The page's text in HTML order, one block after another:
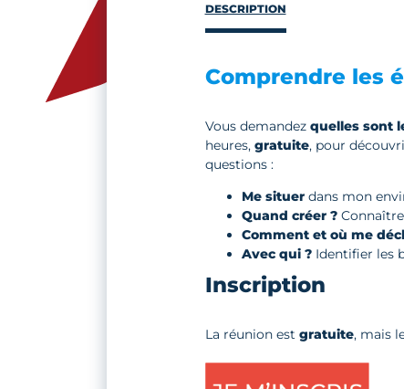
DESCRIPTION
Comprendre les
Vous demandez quelles sont
heures, gratuite, pour
questions :
Me situerdans mon
Quand créer ?Connaître
Comment et où me
Avec qui ?Identifier les
Inscription
La réunion est gratuite, mais